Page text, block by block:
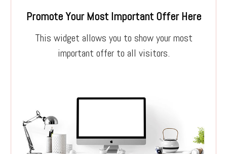
Promote Your Most Important Offer Here
This widget allows you to show your most
important offer to all visitors.